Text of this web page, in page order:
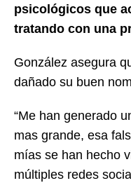
psicológicos que
tratando con una
González asegura
dañado su buen
“Me han generado
mas grande, esa
mías se han hecho
múltiples redes